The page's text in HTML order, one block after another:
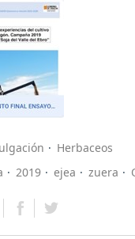
Herbaceos
2019 ejea zuera